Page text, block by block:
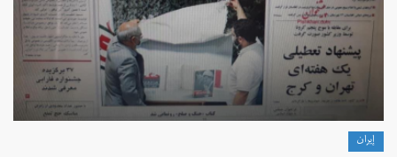
إيران